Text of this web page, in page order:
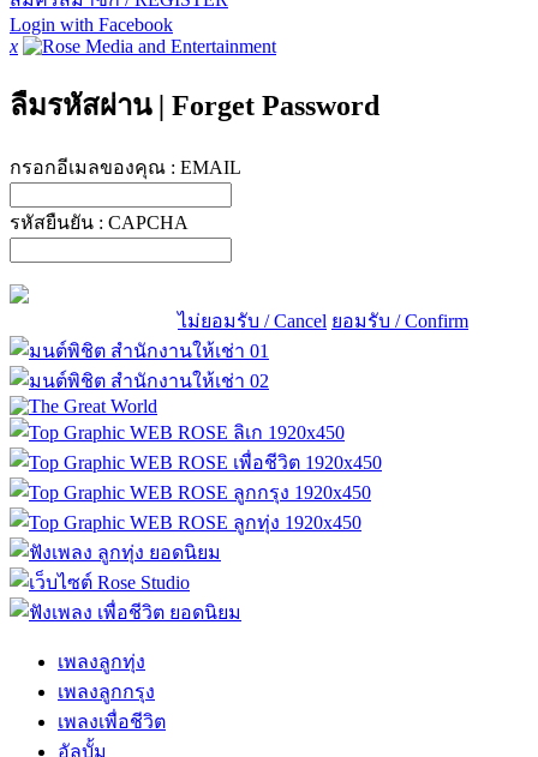
Login with Facebook
x
ลืมรหัสผ่าน | Forget Password
กรอกอีเมลของคุณ : EMAIL
รหัสยืนยัน : CAPCHA
ไม่ยอมรับ / Cancel ยอมรับ / Confirm
เพลงลูกทุ่ง
เพลงลูกกรุง
เพลงเพื่อชีวิต
อัลบั้ม